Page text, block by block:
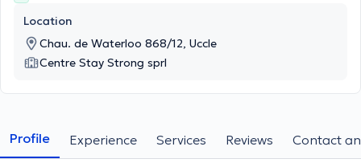
Location
Chau. de Waterloo 868/12, Uccle
Centre Stay Strong sprl
Profile Experience Services Reviews Contact